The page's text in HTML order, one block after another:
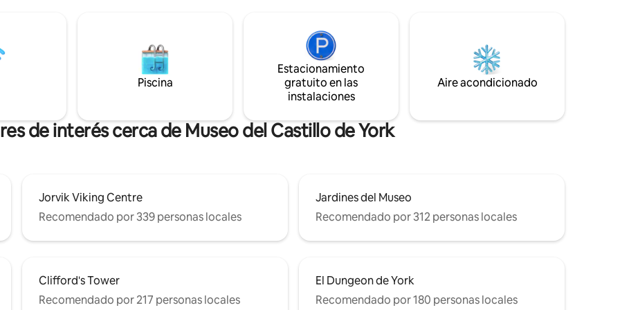
de frescura y
ladrillo original del siglo XIX.
incluyen TV
tamaño king y moderna
También puedes disfrutar de nuestro
hermoso jardín, estanque de lirios y la
simpática gata, Nina. Tus anfitriones
están siempre disponibles para
garantizar una experiencia cómoda y
junto al río Ouse, para dar agradables
paseos y hacer turismo por el centro de
la ciudad si eliges la ruta panorámica.
Piscina
Estacionamiento
gratuito en las
instalaciones
Aire acondicionado
de interés cerca de Museo del Castillo de York
Jorvik Viking Centre
Recomendado por 339 personas locales
Jardines del Museo
Recomendado por 312 personas locales
Clifford's Tower
Recomendado por 217 personas locales
El Dungeon de York
Recomendado por 180 personas locales